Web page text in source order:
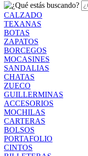
CALZADO
TEXANAS
BOTAS
ZAPATOS
BORCEGOS
MOCASINES
SANDALIAS
CHATAS
ZUECO
GUILLERMINAS
ACCESORIOS
MOCHILAS
CARTERAS
BOLSOS
PORTAFOLIO
CINTOS